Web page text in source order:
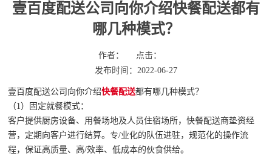
壹百度配送公司向你介绍快餐配送都有
哪几种模式？
作者：
点击：
发布时间：2022-06-27
壹百度配送公司向你介绍快餐配送都有哪几种模式？
（1）固定就餐模式：
客户提供厨房设备、用餐场地及人员住宿场所，快餐配送商垫资经
营，定期向客户进行结算。专/业化的队伍进驻，规范化的操作流
程，保证高质量、高/效率、低成本的伙食供给。